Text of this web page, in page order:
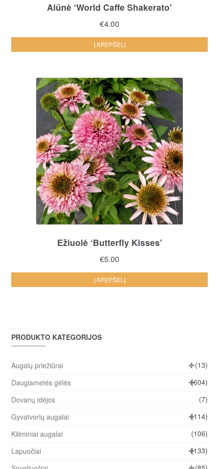
Alūnė ‘World Caffe Shakerato’
€4.00
Į KREPŠELĮ
Ežiuolė ‘Butterfly Kisses’
€5.00
Į KREPŠELĮ
PRODUKTO KATEGORIJOS
Augalų priežiūrai
(13)
Daugiametės gėlės
(604)
Dovanų idėjos
(7)
Gyvatvorių augalai
(114)
Kiliminiai augalai
(106)
Lapuočiai
(133)